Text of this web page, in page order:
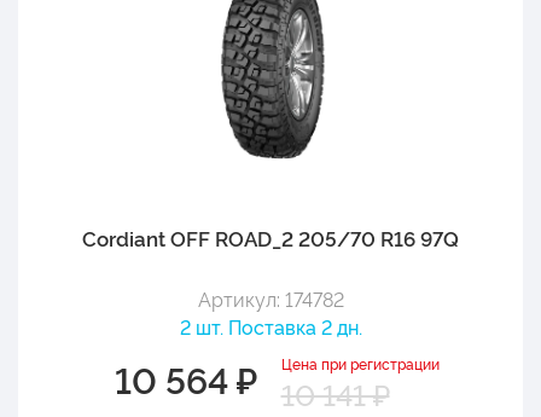
Cordiant OFF ROAD_2 205/70 R16 97Q
Артикул: 174782
2 шт. Поставка 2 дн.
10 564 ₽ Цена при регистрации
10 141 ₽